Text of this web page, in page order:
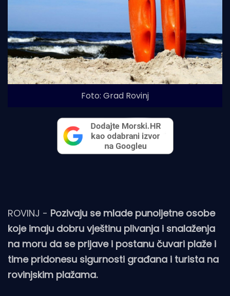
Foto: Grad Rovinj
ROVINJ - Pozivaju se mlade punoljetne osobe
koje imaju dobru vještinu plivanja i snalaženja
na moru da se prijave i postanu čuvari plaže i
time pridonesu sigurnosti građana i turista na
rovinjskim plažama.